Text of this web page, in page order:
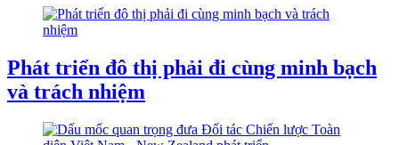
Phát triển đô thị phải đi cùng minh bạch
và trách nhiệm